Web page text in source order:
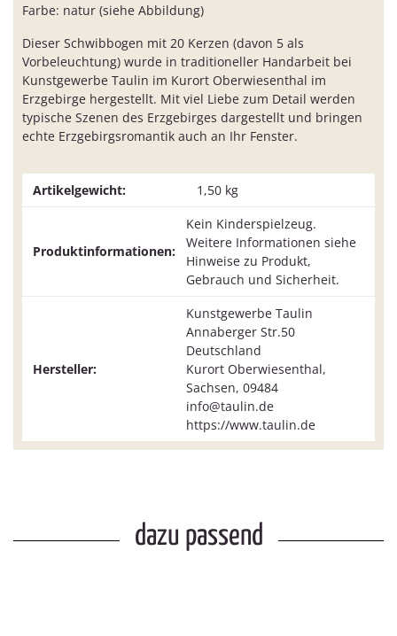
Farbe: natur (siehe Abbildung)
Dieser Schwibbogen mit 20 Kerzen (davon 5 als
Vorbeleuchtung) wurde in traditioneller Handarbeit bei
Kunstgewerbe Taulin im Kurort Oberwiesenthal im
Erzgebirge hergestellt. Mit viel Liebe zum Detail werden
typische Szenen des Erzgebirges dargestellt und bringen
echte Erzgebirgsromantik auch an Ihr Fenster.
Artikelgewicht: 1,50 kg
Produktinformationen:
Kein Kinderspielzeug.
Weitere Informationen siehe
Hinweise zu Produkt,
Gebrauch und Sicherheit.
Hersteller:
Kunstgewerbe Taulin
Annaberger Str.50
Deutschland
Kurort Oberwiesenthal,
Sachsen, 09484
info@taulin.de
https://www.taulin.de
dazu passend